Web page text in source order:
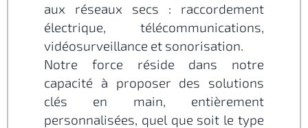
aux réseaux secs : raccordement
électrique, télécommunications,
vidéosurveillance et sonorisation.
Notre force réside dans notre
capacité à proposer des solutions
clés en main, entièrement
personnalisées, quel que soit le type